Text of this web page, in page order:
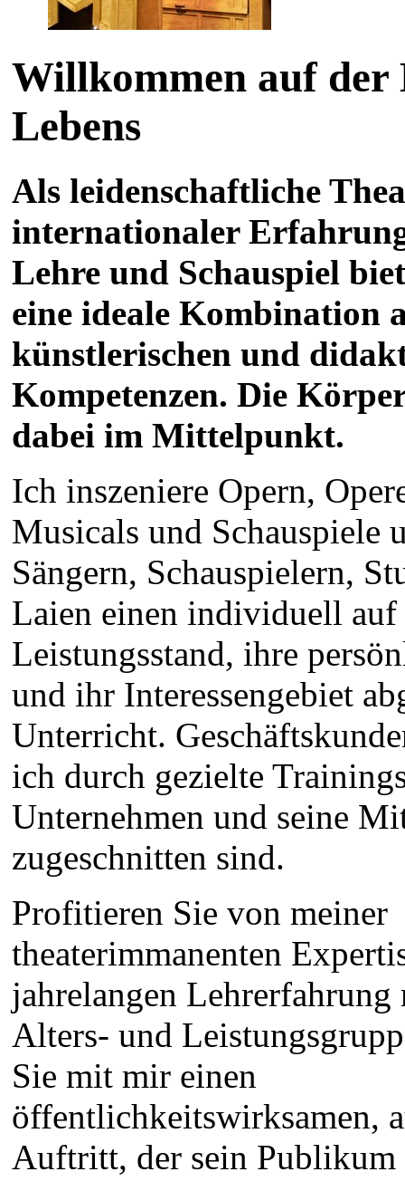
Willkommen auf der
Lebens
Als leidenschaftliche
internationaler
Lehre und Schauspiel
eine ideale Kombination
künstlerischen und
Kompetenzen. Die
dabei im Mittelpunkt.
Ich inszeniere Opern,
Musicals und Schauspiele
Sängern, Schauspielern,
Laien einen individuell auf
Leistungsstand, ihre
und ihr Interessengebiet
Unterricht.
ich durch gezielte
Unternehmen und seine
zugeschnitten sind.
Profitieren Sie von meiner
theaterimmanenten
jahrelangen
Alters- und
Sie mit mir einen
öffentlichkeitswirksamen,
Auftritt, der sein Publikum